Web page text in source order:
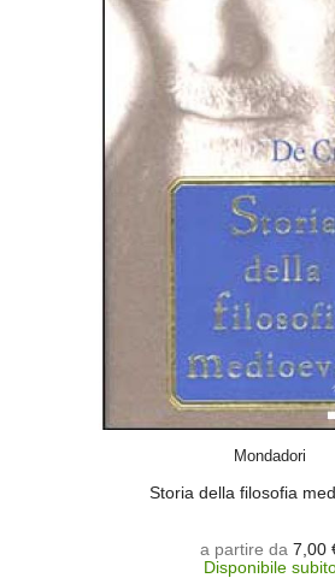
Mondadori
Storia della filosofia
a partire da 7,00
Disponibile